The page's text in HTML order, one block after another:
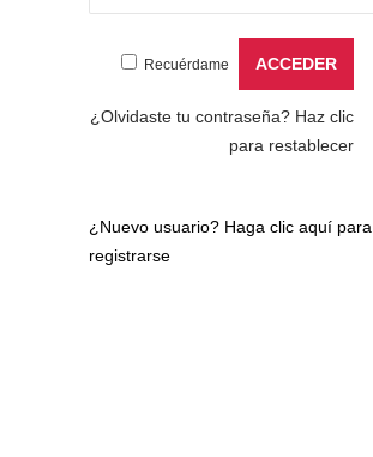
Recuérdame
¿Olvidaste tu contraseña? Haz clic
para restablecer
¿Nuevo usuario? Haga clic aquí para
registrarse